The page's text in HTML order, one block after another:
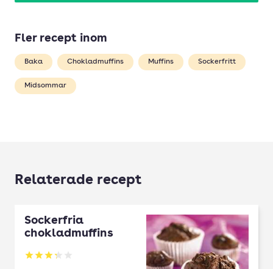
Fler recept inom
Baka Chokladmuffins Muffins Sockerfritt
Midsommar
Relaterade recept
Sockerfria
chokladmuffins
Betyg: 3.29 av 5